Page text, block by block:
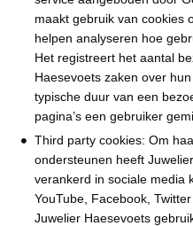
maakt gebruik van cookies
helpen analyseren hoe
Het registreert het aantal
Haesevoets zaken over
typische duur van een
pagina’s een gebruiker
Third party cookies: Om
ondersteunen heeft
verankerd in sociale media
YouTube, Facebook,
Juwelier Haesevoets